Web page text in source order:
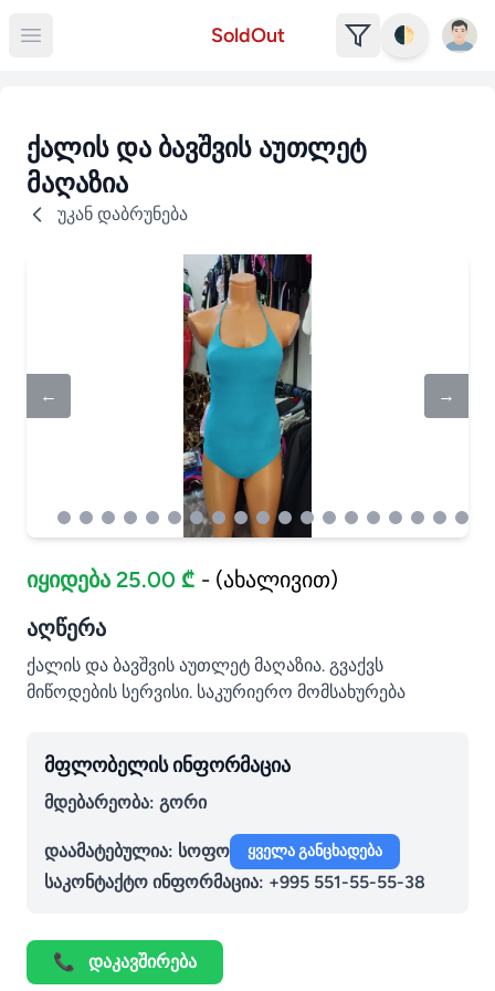
Open main menu SoldOut 🌓 Open
ქალის და ბავშვის აუთლეტ
მაღაზია
უკან დაბრუნება
← →
იყიდება 25.00 ₾ - (ახალივით)
აღწერა
ქალის და ბავშვის აუთლეტ მაღაზია. გვაქვს
მიწოდების სერვისი. საკურიერო მომსახურება
მფლობელის ინფორმაცია
მდებარეობა: გორი
დაამატებულია: სოფო ყველა განცხადება
საკონტაქტო ინფორმაცია: +995 551-55-55-38
📞 დაკავშირება